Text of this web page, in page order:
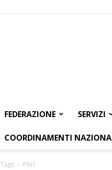
FEDERAZIONE SERVIZI
COORDINAMENTI
Tags PIN1